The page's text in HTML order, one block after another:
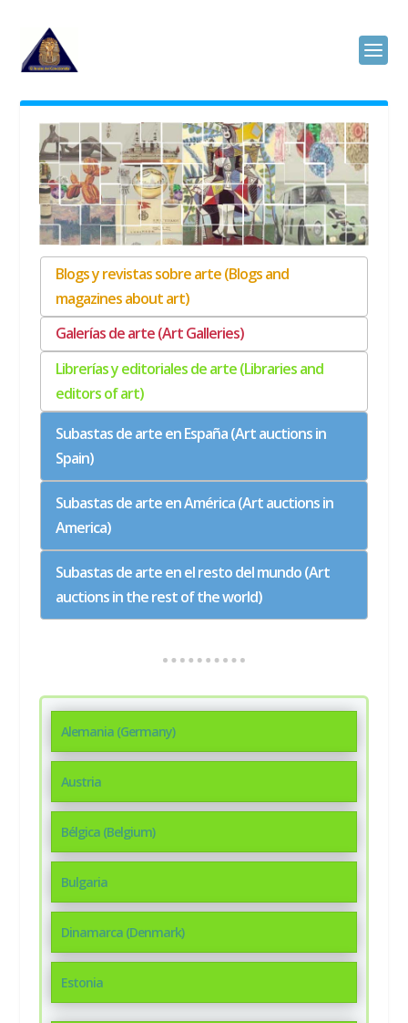
Blogs y revistas sobre arte (Blogs and
magazines about art)
Galerías de arte (Art Galleries)
Librerías y editoriales de arte (Libraries and
editors of art)
Subastas de arte en España (Art auctions in
Spain)
Subastas de arte en América (Art auctions in
America)
Subastas de arte en el resto del mundo (Art
auctions in the rest of the world)
Alemania (Germany)
Austria
Bélgica (Belgium)
Bulgaria
Dinamarca (Denmark)
Estonia